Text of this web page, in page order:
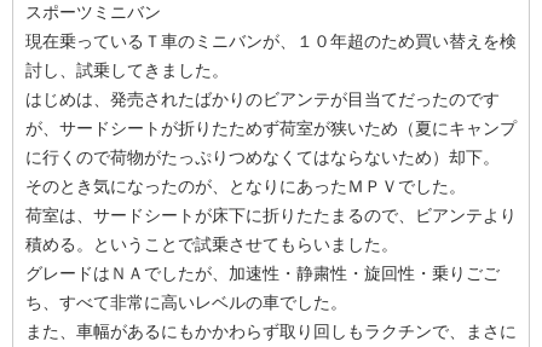
スポーツミニバン
現在乗っているＴ車のミニバンが、１０年超のため買い替えを検
討し、試乗してきました。
はじめは、発売されたばかりのビアンテが目当てだったのです
が、サードシートが折りたためず荷室が狭いため（夏にキャンプ
に行くので荷物がたっぷりつめなくてはならないため）却下。
そのとき気になったのが、となりにあったＭＰＶでした。
荷室は、サードシートが床下に折りたたまるので、ビアンテより
積める。ということで試乗させてもらいました。
グレードはＮＡでしたが、加速性・静粛性・旋回性・乗りごご
ち、すべて非常に高いレベルの車でした。
また、車幅があるにもかかわらず取り回しもラクチンで、まさに